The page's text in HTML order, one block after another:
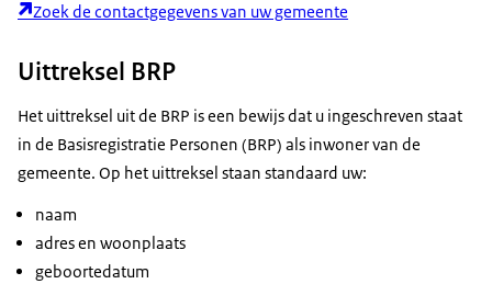
Zoek de contactgegevens van uw gemeente
Uittreksel BRP
Het uittreksel uit de BRP is een bewijs dat u ingeschreven staat
in de Basisregistratie Personen (BRP) als inwoner van de
gemeente. Op het uittreksel staan standaard uw:
naam
adres en woonplaats
geboortedatum